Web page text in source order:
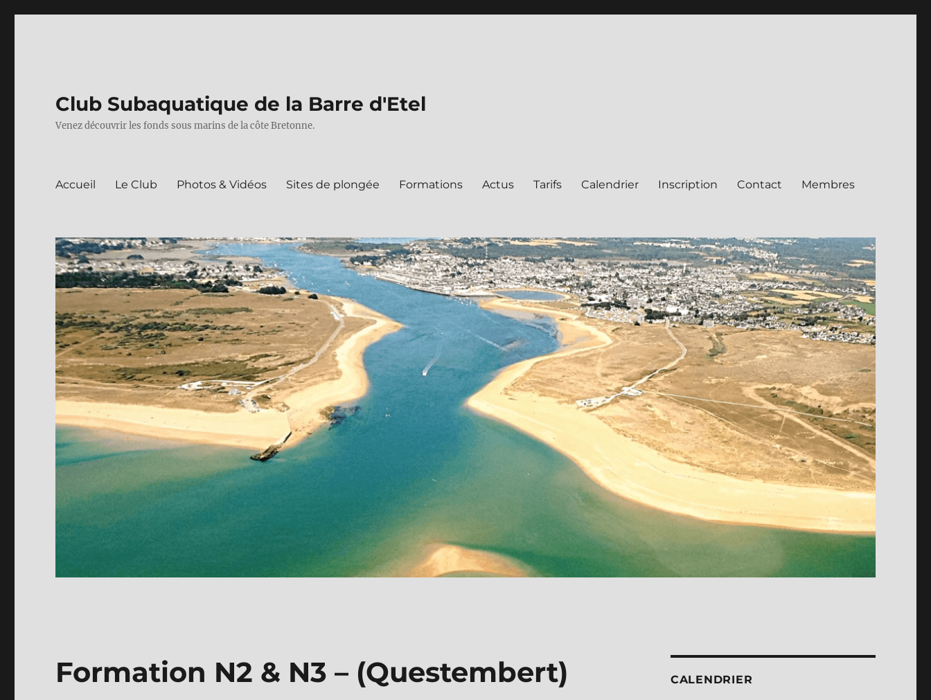
Club Subaquatique de la Barre d'Etel
Venez découvrir les fonds sous marins de la côte Bretonne.
Accueil Le Club Photos & Vidéos Sites de plongée Formations Actus Tarifs Calendrier Inscription Contact Membres
Formation N2 & N3 – (Questembert) CALENDRIER